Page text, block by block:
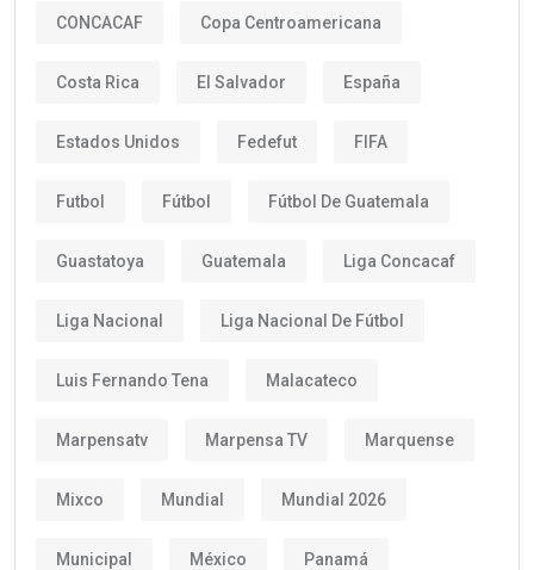
CONCACAF Copa Centroamericana
Costa Rica El Salvador España
Estados Unidos Fedefut FIFA
Futbol Fútbol Fútbol De Guatemala
Guastatoya Guatemala Liga Concacaf
Liga Nacional Liga Nacional De Fútbol
Luis Fernando Tena Malacateco
Marpensatv Marpensa TV Marquense
Mixco Mundial Mundial 2026
Municipal México Panamá